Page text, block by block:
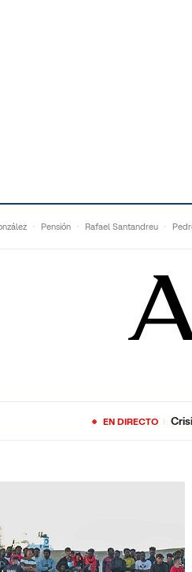
Pensión Rafael Santandreu
ECONOMÍADEPORTES
EN DIRECTO